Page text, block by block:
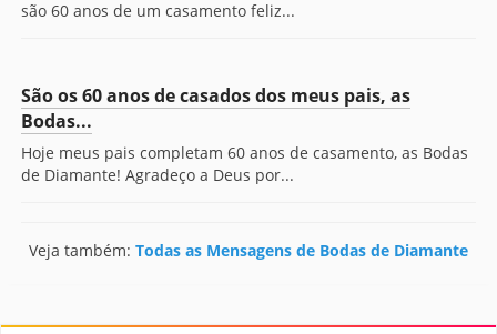
são 60 anos de um casamento feliz...
São os 60 anos de casados dos meus pais, as
Bodas...
Hoje meus pais completam 60 anos de casamento, as Bodas
de Diamante! Agradeço a Deus por...
Veja também: Todas as Mensagens de Bodas de Diamante